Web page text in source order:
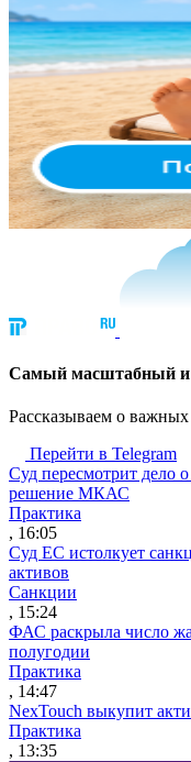
Cамый масштабный и
Рассказываем о
Перейти в Telegram
Суд пересмотрит дело
решение МКАС
Практика
, 16:05
Суд ЕС истолкует
активов
Санкции
, 15:24
ФАС раскрыла число
полугодии
Практика
, 14:47
NexTouch выкупит
Практика
, 13:35